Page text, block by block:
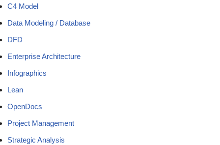
C4 Model
Data Modeling / Database
DFD
Enterprise Architecture
Infographics
Lean
OpenDocs
Project Management
Strategic Analysis